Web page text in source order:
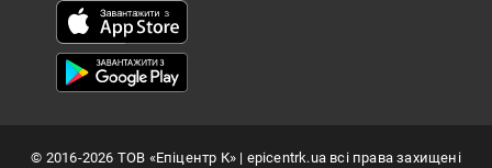
© 2016-2026 ТОВ «Епіцентр К»| epicentrk.ua всі права захищені